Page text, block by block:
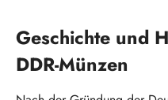
Geschichte und
DDR-Münzen